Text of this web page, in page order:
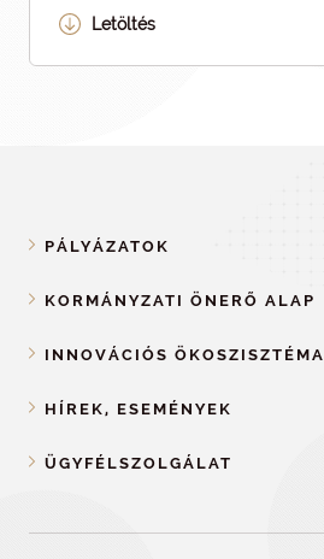
Letöltés
PÁLYÁZATOK
KORMÁNYZATI ÖNERŐ ALAP
INNOVÁCIÓS ÖKOSZISZTÉMA
HÍREK, ESEMÉNYEK
ÜGYFÉLSZOLGÁLAT